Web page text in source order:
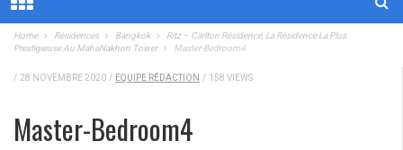
Home Résidences Bangkok
Ritz – Carlton Résidence, La Résidence La Plus
Prestigieuse Au MahaNakhon Tower
Master-Bedroom4
/ 28 NOVEMBRE 2020 / EQUIPE RÉDACTION / 158 VIEWS
Master-Bedroom4